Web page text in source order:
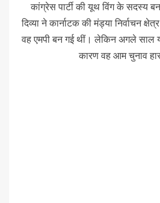
कांग्रेस पार्टी की यूथ विंग के सदस्य
दिव्या ने कार्नाटक की मंड्या निर्वाचन
वह एमपी बन गई थीं। लेकिन अगले साल
कारण वह आम चुनाव